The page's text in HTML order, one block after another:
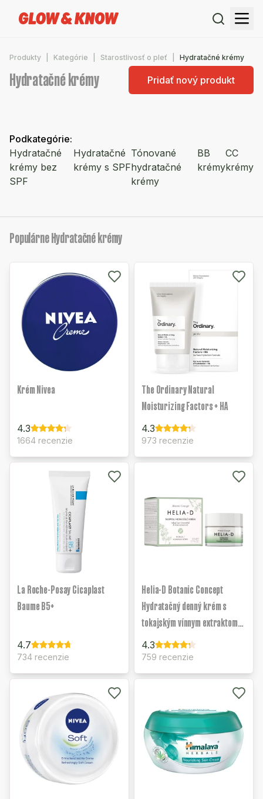
Produkty Kategórie Starostlivosť o pleť Hydratačné krémy
Hydratačné krémy Pridať nový produkt
Podkategórie:
Hydratačné
krémy bez
SPF
Hydratačné
krémy s SPF
Tónované
hydratačné
krémy
BB
krémy
CC
krémy
Populárne Hydratačné krémy
Krém Nivea
4.3
1664 recenzie
The Ordinary Natural
Moisturizing Factors + HA
4.3
973 recenzie
La Roche-Posay Cicaplast
Baume B5+
4.7
734 recenzie
Helia-D Botanic Concept
Hydratačný denný krém s
tokajským vínnym extraktom
pre normálnu a zmiešanú pleť
4.3
759 recenzie